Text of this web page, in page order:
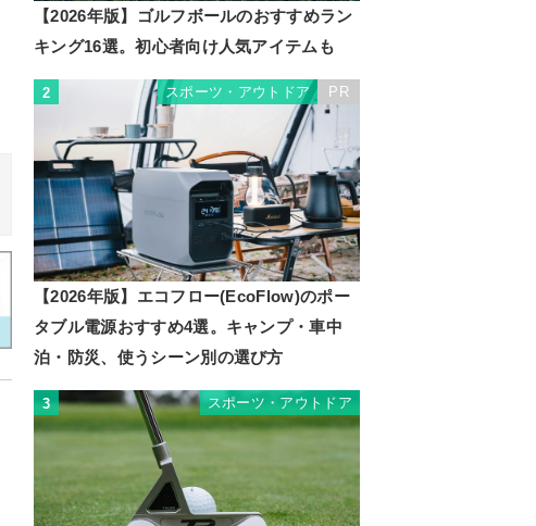
【2026年版】ゴルフボールのおすすめラン
キング16選。初心者向け人気アイテムも
2 スポーツ・アウトドア PR
【2026年版】エコフロー(EcoFlow)のポー
タブル電源おすすめ4選。キャンプ・車中
泊・防災、使うシーン別の選び方
3 スポーツ・アウトドア